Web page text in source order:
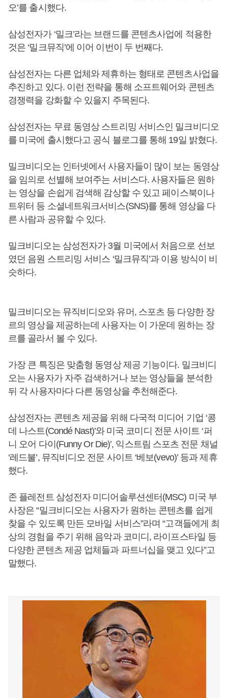
오’를 출시했다.
삼성전자가 ‘밀크’라는 브랜드를 콘텐츠사업에 적용한
것은 ‘밀크뮤직’에 이어 이번이 두 번째다.
삼성전자는 다른 업체와 제휴하는 형태로 콘텐츠사업을
추진하고 있다. 이런 전략을 통해 소프트웨어와 콘텐츠
경쟁력을 강화할 수 있을지 주목된다.
삼성전자는 무료 동영상 스트리밍 서비스인 밀크비디오
를 미국에 출시했다고 공식 블로그를 통해 19일 밝혔다.
밀크비디오는 인터넷에서 사용자들이 많이 보는 동영상
을 임의로 선별해 보여주는 서비스다. 사용자들은 원하
는 영상을 손쉽게 검색해 감상할 수 있고 페이스북이나
트위터 등 소셜네트워크서비스(SNS)를 통해 영상을 다
른 사람과 공유할 수 있다.
밀크비디오는 삼성전자가 3월 미국에서 처음으로 선보
였던 음원 스트리밍 서비스 ‘밀크뮤직’과 이용 방식이 비
슷하다.
밀크비디오는 뮤직비디오와 유머, 스포츠 등 다양한 장
르의 영상을 제공하는데 사용자는 이 가운데 원하는 장
르를 골라서 볼 수 있다.
가장 큰 특징은 맞춤형 동영상 제공 기능이다. 밀크비디
오는 사용자가 자주 검색하거나 보는 영상들을 분석한
뒤 각 사용자마다 다른 동영상을 추천해준다.
삼성전자는 콘텐츠 제공을 위해 다국적 미디어 기업 ‘콩
데 나스트(Condé Nast)’와 미국 코미디 전문 사이트 ‘퍼
니 오어 다이(Funny Or Die)’, 익스트림 스포츠 전문 채널
‘레드불’, 뮤직비디오 전문 사이트 ‘베보(vevo)’ 등과 제휴
했다.
존 플레전트 삼성전자 미디어솔루션센터(MSC) 미국 부
사장은 “밀크비디오는 사용자가 원하는 콘텐츠를 쉽게
찾을 수 있도록 만든 모바일 서비스”라며 “고객들에게 최
상의 경험을 주기 위해 음악과 코미디, 라이프스타일 등
다양한 콘텐츠 제공 업체들과 파트너십을 맺고 있다”고
말했다.